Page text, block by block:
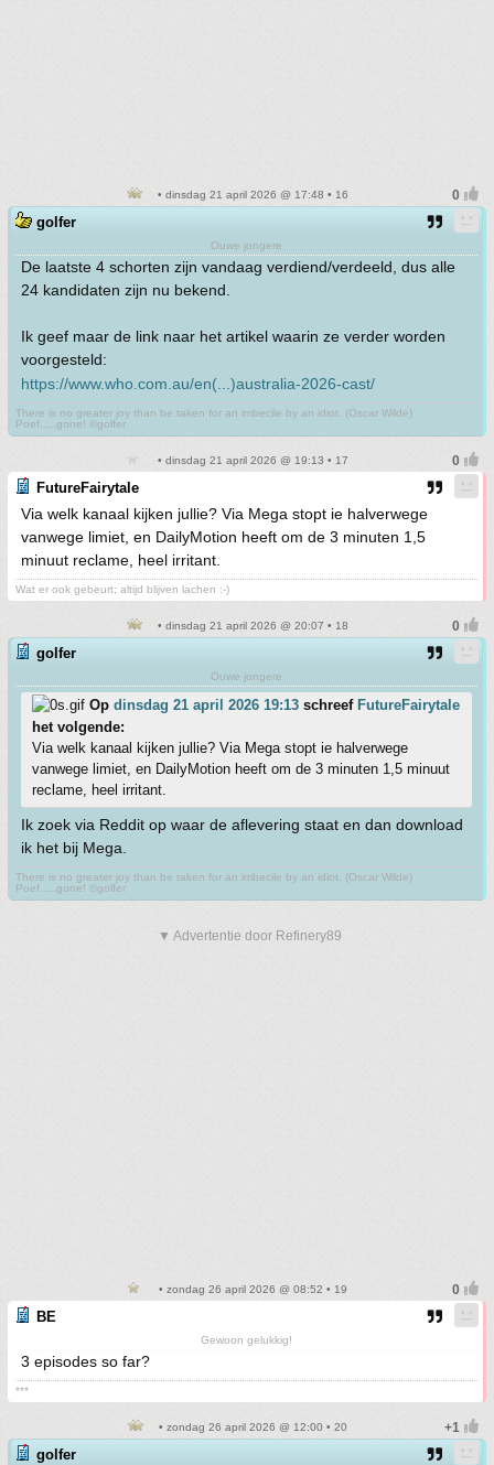
• dinsdag 21 april 2026 @ 17:48 • 16
golfer
Ouwe jongere
De laatste 4 schorten zijn vandaag verdiend/verdeeld, dus alle
24 kandidaten zijn nu bekend.
Ik geef maar de link naar het artikel waarin ze verder worden
voorgesteld:
https://www.who.com.au/en(...)australia-2026-cast/
There is no greater joy than be taken for an imbecile by an idiot. (Oscar Wilde)
Poef.....gone! ©golfer
• dinsdag 21 april 2026 @ 19:13 • 17
FutureFairytale
Via welk kanaal kijken jullie? Via Mega stopt ie halverwege
vanwege limiet, en DailyMotion heeft om de 3 minuten 1,5
minuut reclame, heel irritant.
Wat er ook gebeurt; altijd blijven lachen :-)
• dinsdag 21 april 2026 @ 20:07 • 18
golfer
Ouwe jongere
Op dinsdag 21 april 2026 19:13 schreef FutureFairytale
het volgende:
Via welk kanaal kijken jullie? Via Mega stopt ie halverwege
vanwege limiet, en DailyMotion heeft om de 3 minuten 1,5 minuut
reclame, heel irritant.
Ik zoek via Reddit op waar de aflevering staat en dan download
ik het bij Mega.
There is no greater joy than be taken for an imbecile by an idiot. (Oscar Wilde)
Poef.....gone! ©golfer
▼ Advertentie door Refinery89
• zondag 26 april 2026 @ 08:52 • 19
BE
Gewoon gelukkig!
3 episodes so far?
***
• zondag 26 april 2026 @ 12:00 • 20
golfer